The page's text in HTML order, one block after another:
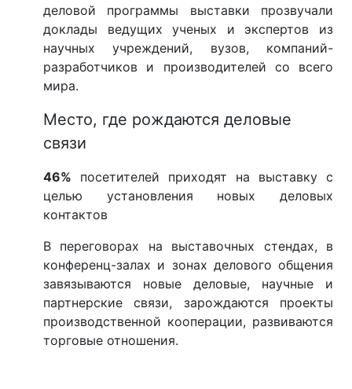
деловой программы выставки прозвучали
доклады ведущих ученых и экспертов из
научных учреждений, вузов, компаний-
разработчиков и производителей со всего
мира.
Место, где рождаются деловые
связи
46% посетителей приходят на выставку с
целью установления новых деловых
контактов
В переговорах на выставочных стендах, в
конференц-залах и зонах делового общения
завязываются новые деловые, научные и
партнерские связи, зарождаются проекты
производственной кооперации, развиваются
торговые отношения.